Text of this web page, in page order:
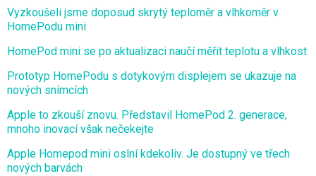
Vyzkoušeli jsme doposud skrytý teploměr a vlhkoměr v
HomePodu mini
HomePod mini se po aktualizaci naučí měřit teplotu a vlhkost
Prototyp HomePodu s dotykovým displejem se ukazuje na
nových snímcích
Apple to zkouší znovu. Představil HomePod 2. generace,
mnoho inovací však nečekejte
Apple Homepod mini oslní kdekoliv. Je dostupný ve třech
nových barvách